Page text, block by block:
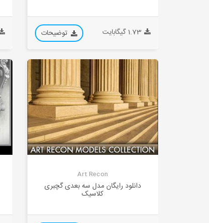
1.73 گیگابایت توضیحات
Art Recon
دانلود رایگان مدل سه بعدی گچبری
کلاسیک